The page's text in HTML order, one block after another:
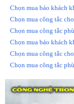
Chọn mua báo khách
Chọn mua công tắc
Chọn mua công tắc
Chọn mua báo khách
Chọn mua công tắc
Chọn mua công tắc